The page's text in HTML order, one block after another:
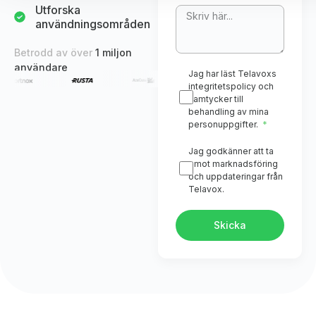
Utforska
användningsområden
Betrodd av över 1 miljon
användare
Jag har läst Telavoxs
integritetspolicy och
samtycker till
behandling av mina
personuppgifter.
Jag godkänner att ta
emot marknadsföring
och uppdateringar från
Telavox.
Skicka